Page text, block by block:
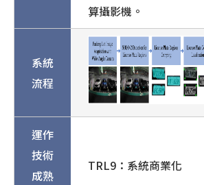
算攝影機。
系統
流程
運作
技術
成熟
TRL9：系統商業化